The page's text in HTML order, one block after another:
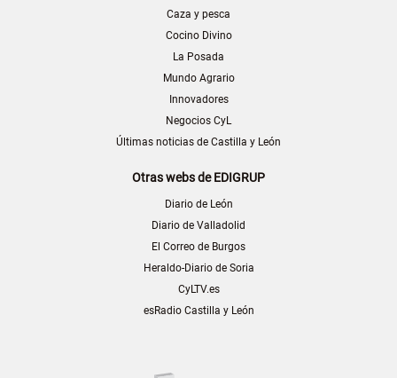
Caza y pesca
Cocino Divino
La Posada
Mundo Agrario
Innovadores
Negocios CyL
Últimas noticias de Castilla y León
Otras webs de EDIGRUP
Diario de León
Diario de Valladolid
El Correo de Burgos
Heraldo-Diario de Soria
CyLTV.es
esRadio Castilla y León